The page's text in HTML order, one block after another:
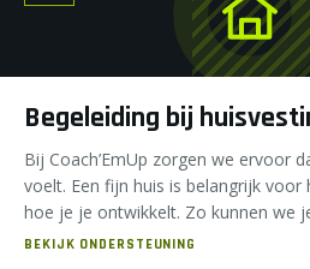
Begeleiding bij
Bij Coach’EmUp zorgen we ervoor
voelt. Een fijn huis is belangrijk
hoe je je ontwikkelt. Zo kunnen we
zoeken naar een geschikte woning